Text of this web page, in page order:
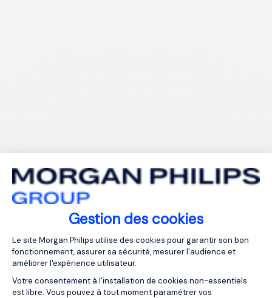
Gestion des cookies
Plateforme de Gestion du
Le site Morgan Philips utilise des cookies pour garantir son bon
fonctionnement, assurer sa sécurité, mesurer l'audience et
améliorer l'expérience utilisateur.
Votre consentement à l'installation de cookies non-essentiels
est libre. Vous pouvez à tout moment paramétrer vos